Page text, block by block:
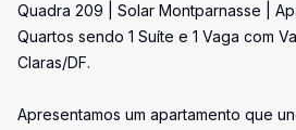
Quadra 209 | Solar Montparnasse |
Quartos sendo 1 Suíte e 1 Vaga com
Claras/DF.
Apresentamos um apartamento que